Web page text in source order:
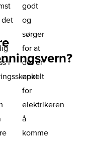
det
i
godt
og
sørger
for at
det er
enkelt
for
elektrikeren
å
komme